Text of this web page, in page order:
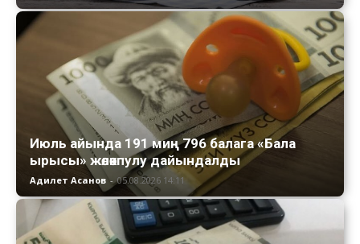
Июль айында 191 миң 796 балага «Бала
ырысы» жөлөкпулу дайындалды
Адилет Асанов - 05.08.2026 14:11